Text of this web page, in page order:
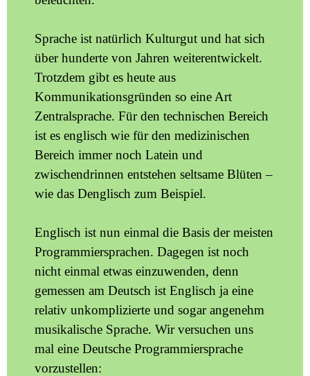
Sprache ist natürlich Kulturgut und hat sich
über hunderte von Jahren weiterentwickelt.
Trotzdem gibt es heute aus
Kommunikationsgründen so eine Art
Zentralsprache. Für den technischen Bereich
ist es englisch wie für den medizinischen
Bereich immer noch Latein und
zwischendrinnen entstehen seltsame Blüten –
wie das Denglisch zum Beispiel.
Englisch ist nun einmal die Basis der meisten
Programmiersprachen. Dagegen ist noch
nicht einmal etwas einzuwenden, denn
gemessen am Deutsch ist Englisch ja eine
relativ unkomplizierte und sogar angenehm
musikalische Sprache. Wir versuchen uns
mal eine Deutsche Programmiersprache
vorzustellen: